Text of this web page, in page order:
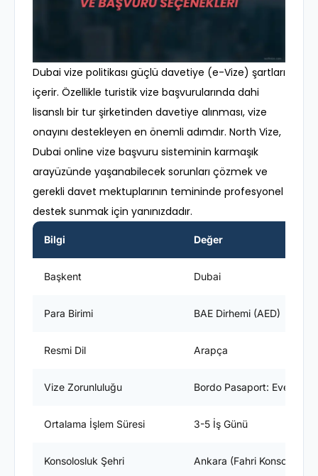
Dubai vize politikası güçlü davetiye (e-Vize) şartları
içerir. Özellikle turistik vize başvurularında dahi
lisanslı bir tur şirketinden davetiye alınması, vize
onayını destekleyen en önemli adımdır. North Vize,
Dubai online vize başvuru sisteminin karmaşık
arayüzünde yaşanabilecek sorunları çözmek ve
gerekli davet mektuplarının temininde profesyonel
destek sunmak için yanınızdadır.
Bilgi Değer
Başkent Dubai
Para Birimi BAE Dirhemi (AED)
Resmi Dil Arapça
Vize Zorunluluğu Bordo Pasaport: Evet /
Ortalama İşlem Süresi 3-5 İş Günü
Konsolosluk Şehri Ankara (Fahri Konsolosluk)